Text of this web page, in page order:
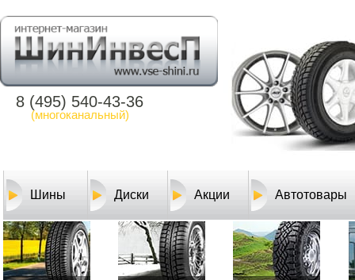
8 (495) 540-43-36
(многоканальный)
Шины Диски Акции Автотовары